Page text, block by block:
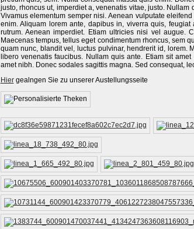
justo, rhoncus ut, imperdiet a, venenatis vitae, justo.
Vivamus elementum semper nisi. Aenean vulputate
enim. Aliquam lorem ante, dapibus in, viverra quis,
rutrum. Aenean imperdiet. Etiam ultricies nisi vel augue.
Maecenas tempus, tellus eget condimentum rhoncus, sem
quam nunc, blandit vel, luctus pulvinar, hendrerit id, lorem.
libero venenatis faucibus. Nullam quis ante. Etiam sit
amet nibh. Donec sodales sagittis magna. Sed consequat,
Hiergealngen Sie zu unserer Austellungsseite